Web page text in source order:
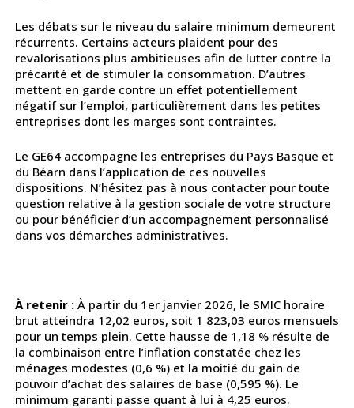
Les débats sur le niveau du salaire minimum demeurent
récurrents. Certains acteurs plaident pour des
revalorisations plus ambitieuses afin de lutter contre la
précarité et de stimuler la consommation. D’autres
mettent en garde contre un effet potentiellement
négatif sur l’emploi, particulièrement dans les petites
entreprises dont les marges sont contraintes.
Le GE64 accompagne les entreprises du Pays Basque et
du Béarn dans l’application de ces nouvelles
dispositions. N’hésitez pas à nous contacter pour toute
question relative à la gestion sociale de votre structure
ou pour bénéficier d’un accompagnement personnalisé
dans vos démarches administratives.
À retenir :À partir du 1er janvier 2026, le SMIC horaire
brut atteindra 12,02 euros, soit 1 823,03 euros mensuels
pour un temps plein. Cette hausse de 1,18 % résulte de
la combinaison entre l’inflation constatée chez les
ménages modestes (0,6 %) et la moitié du gain de
pouvoir d’achat des salaires de base (0,595 %). Le
minimum garanti passe quant à lui à 4,25 euros.